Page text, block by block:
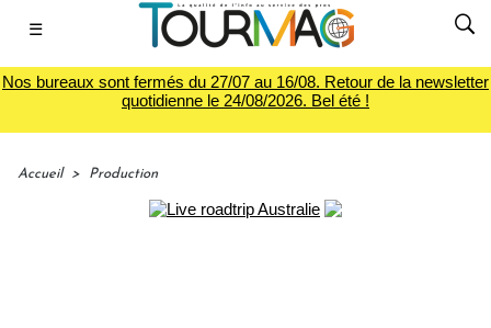
☰
Nos bureaux sont fermés du 27/07 au 16/08. Retour de la newsletter
quotidienne le 24/08/2026. Bel été !
Accueil > Production